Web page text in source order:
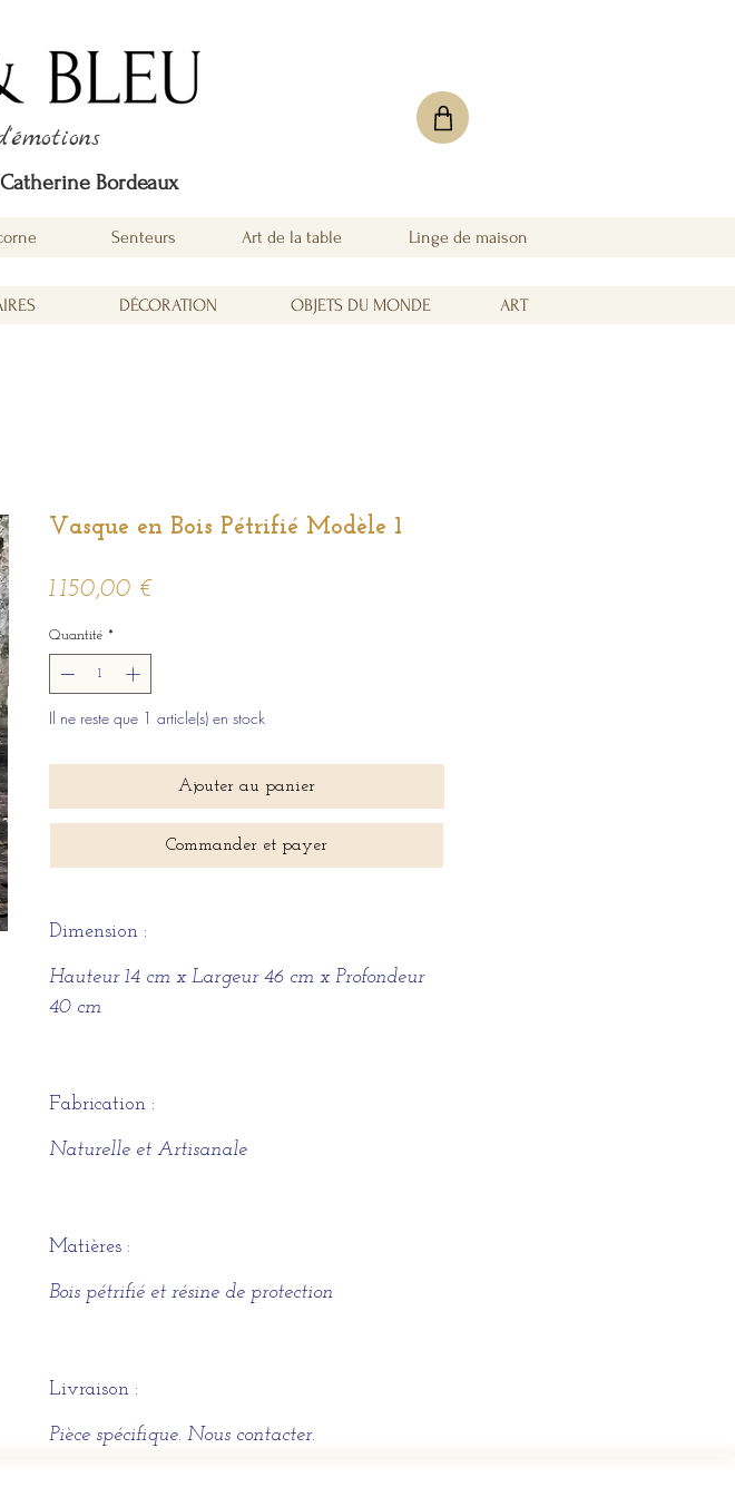
Bordeaux
Senteurs Art de la table Linge de maison
DÉCORATION OBJETS DU MONDE ART
Vasque en Bois Pétrifié Modèle 1
1 150,00 €Prix
Quantité *
Il ne reste que 1 article(s) en stock
Ajouter au panier
Commander et payer
Dimension :
Hauteur 14 cm x Largeur 46 cm x Profondeur
40 cm
Fabrication :
Naturelle et Artisanale
Matières :
Bois pétrifié et résine de protection
Livraison :
Pièce spécifique. Nous contacter.